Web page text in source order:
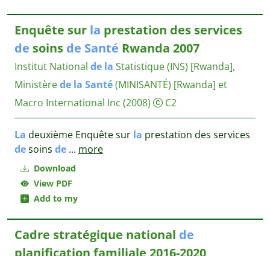
Download
View PDF
Add to my
Enquête sur la prestation des services
de soins de Santé Rwanda 2007
Institut National de la Statistique (INS) [Rwanda],
Ministèrede la Santé(MINISANTÉ) [Rwanda] et
Macro International Inc (2008) C2
La deuxième Enquête sur la prestation des services
desoins de ... more
Cadre stratégique national de
planification familiale 2016-2020